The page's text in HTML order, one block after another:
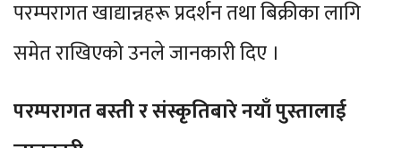
परम्परागत खाद्यान्नहरू प्रदर्शन तथा बिक्रीका लागि
समेत राखिएको उनले जानकारी दिए ।
परम्परागत बस्ती र संस्कृतिबारे नयाँ पुस्तालाई